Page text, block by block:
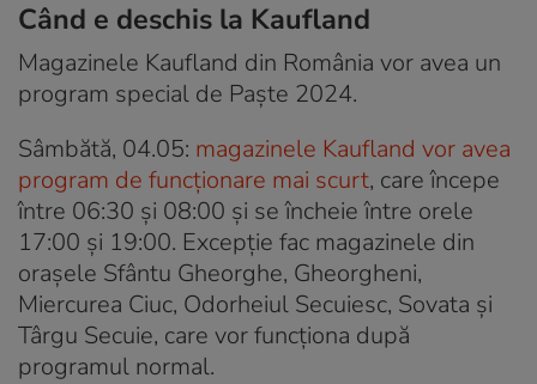
Când e deschis la Kaufland
Magazinele Kaufland din România vor avea un
program special de Paşte 2024.
Sâmbătă, 04.05: magazinele Kaufland vor avea
program de funcționare mai scurt, care începe
între 06:30 și 08:00 și se încheie între orele
17:00 și 19:00. Excepție fac magazinele din
orașele Sfântu Gheorghe, Gheorgheni,
Miercurea Ciuc, Odorheiul Secuiesc, Sovata și
Târgu Secuie, care vor funcționa după
programul normal.